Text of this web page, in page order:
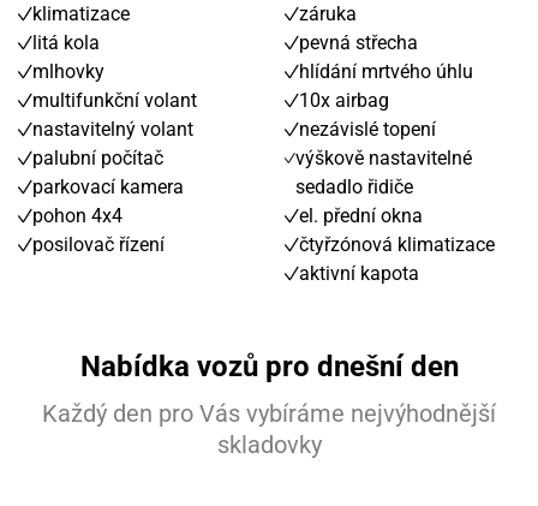
klimatizace
litá kola
mlhovky
multifunkční volant
nastavitelný volant
palubní počítač
parkovací kamera
pohon 4x4
posilovač řízení
záruka
pevná střecha
hlídání mrtvého úhlu
10x airbag
nezávislé topení
výškově nastavitelné
sedadlo řidiče
el. přední okna
čtyřzónová klimatizace
aktivní kapota
Nabídka vozů pro dnešní den
Každý den pro Vás vybíráme nejvýhodnější
skladovky